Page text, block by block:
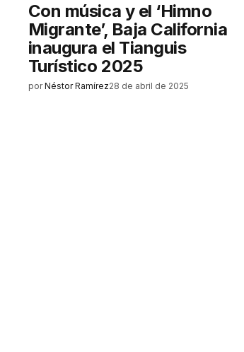
Con música y el ‘Himno
Migrante’, Baja California
inaugura el Tianguis
Turístico 2025
por Néstor Ramírez28 de abril de 2025